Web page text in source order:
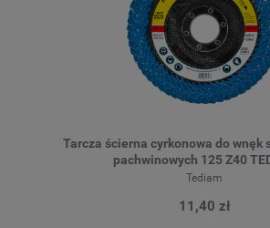
Tarcza ścierna cyrkonowa do wnęk
pachwinowych 125 Z40
Tediam
11,40 zł